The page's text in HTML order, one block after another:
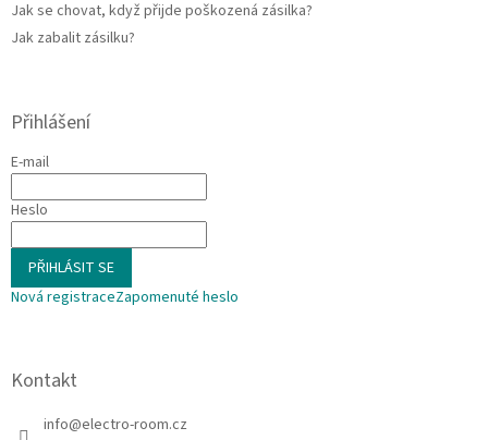
Jak se chovat, když přijde poškozená zásilka?
Jak zabalit zásilku?
Přihlášení
E-mail
Heslo
PŘIHLÁSIT SE
Nová registraceZapomenuté heslo
Kontakt
info@electro-room.cz